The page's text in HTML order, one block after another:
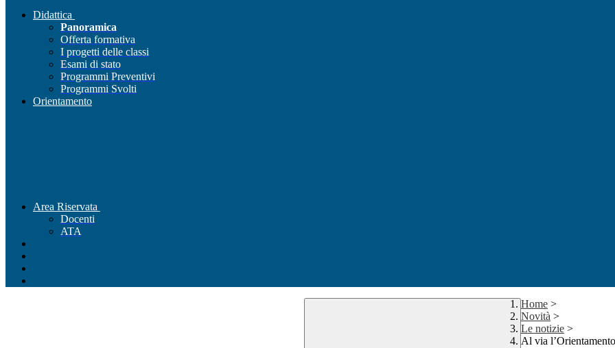
Didattica
Panoramica
Offerta formativa
I progetti delle classi
Esami di stato
Programmi Preventivi
Programmi Svolti
Orientamento
Area Riservata
Docenti
ATA
Home >
Novità >
Le notizie >
Al via